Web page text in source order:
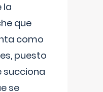
la
que
como
puesto
succiona
se